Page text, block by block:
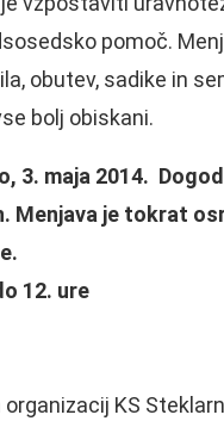
pomoč.
obutev, sadike in
bolj obiskani.
3. maja 2014.
Menjava je tokrat
12. ure
KS